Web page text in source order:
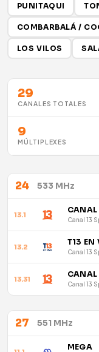
PUNITAQUI
COMBARBALÁ /
LOS VILOS
29
CANALES TOTALES
9
MÚLTIPLEXES
24 533 MHz
13.1 CANAL
Canal 13
13.2 T13 EN
Canal 13
13.31 CANAL
Canal 13
27 551 MHz
MEGA